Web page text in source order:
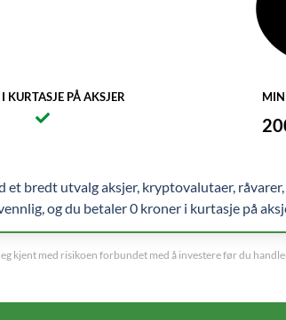
KURTASJE PÅ AKSJER
bredt utvalg aksjer, kryptovalutaer, råvarer,
og du betaler 0 kroner i kurtasje på
kjent med risikoen forbundet med å investere før du